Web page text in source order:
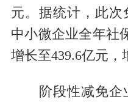
元。据统计，此次
中小微企业全年社
增长至439.6亿元，
阶段性减免企